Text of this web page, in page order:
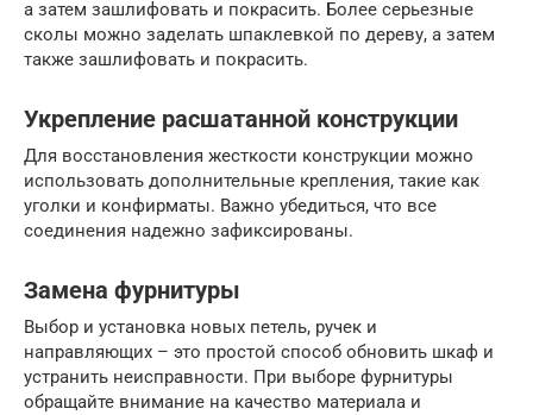
а затем зашлифовать и покрасить. Более серьезные
сколы можно заделать шпаклевкой по дереву, а затем
также зашлифовать и покрасить.
Укрепление расшатанной конструкции
Для восстановления жесткости конструкции можно
использовать дополнительные крепления, такие как
уголки и конфирматы. Важно убедиться, что все
соединения надежно зафиксированы.
Замена фурнитуры
Выбор и установка новых петель, ручек и
направляющих – это простой способ обновить шкаф и
устранить неисправности. При выборе фурнитуры
обращайте внимание на качество материала и